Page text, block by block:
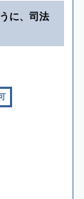
に、司法